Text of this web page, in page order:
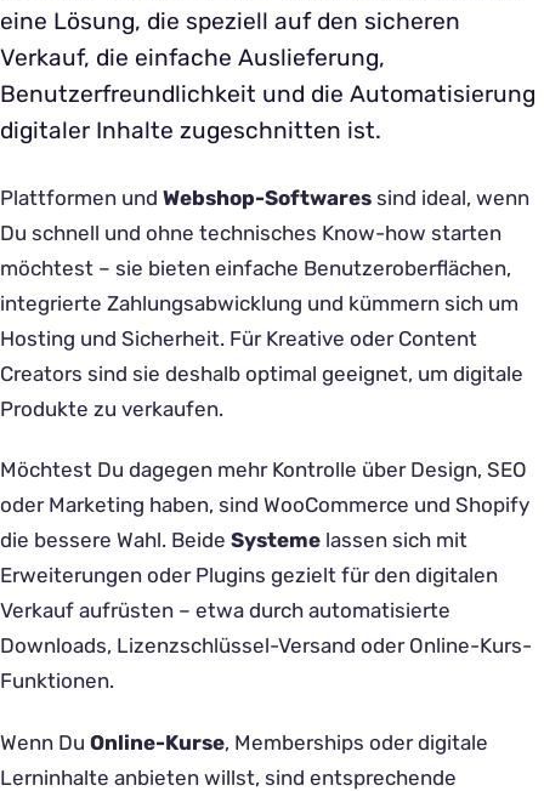
eine Lösung, die speziell auf den sicheren
Verkauf, die einfache Auslieferung,
Benutzerfreundlichkeit und die Automatisierung
digitaler Inhalte zugeschnitten ist.
Plattformen und Webshop-Softwares sind ideal, wenn
Du schnell und ohne technisches Know-how starten
möchtest – sie bieten einfache Benutzeroberflächen,
integrierte Zahlungsabwicklung und kümmern sich um
Hosting und Sicherheit. Für Kreative oder Content
Creators sind sie deshalb optimal geeignet, um digitale
Produkte zu verkaufen.
Möchtest Du dagegen mehr Kontrolle über Design, SEO
oder Marketing haben, sind WooCommerce und Shopify
die bessere Wahl. Beide Systeme lassen sich mit
Erweiterungen oder Plugins gezielt für den digitalen
Verkauf aufrüsten – etwa durch automatisierte
Downloads, Lizenzschlüssel-Versand oder Online-Kurs-
Funktionen.
Wenn Du Online-Kurse, Memberships oder digitale
Lerninhalte anbieten willst, sind entsprechende